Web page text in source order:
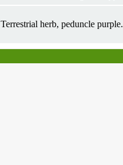
Terrestrial herb, peduncle